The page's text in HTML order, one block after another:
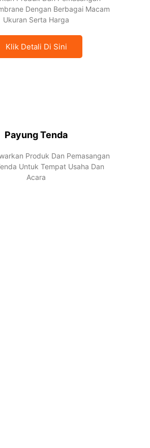
Dengan Berbagai Macam
Ukuran Serta Harga
Klik Detali Di Sini
Payung Tenda
Produk Dan Pemasangan
Untuk Tempat Usaha Dan
Acara